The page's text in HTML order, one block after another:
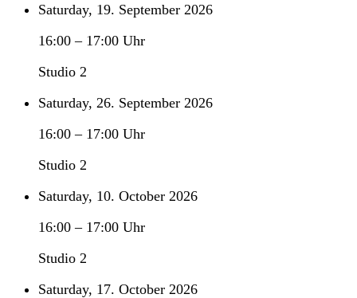
Saturday, 19. September 2026
16:00 – 17:00 Uhr
Studio 2
Saturday, 26. September 2026
16:00 – 17:00 Uhr
Studio 2
Saturday, 10. October 2026
16:00 – 17:00 Uhr
Studio 2
Saturday, 17. October 2026